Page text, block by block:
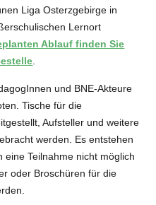
Liga Osterzgebirge in
Lernort
Ablauf finden Sie
und BNE-Akteure
Tische für die
Aufsteller und weitere
werden. Es entstehen
eine Teilnahme nicht möglich
oder Broschüren für die